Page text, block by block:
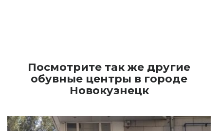
Посмотрите так же другие
обувные центры в городе
Новокузнецк